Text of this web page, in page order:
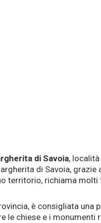
di Savoia,
di Savoia, grazie
territorio, richiama molti
è consigliata una
le chiese e i monumenti